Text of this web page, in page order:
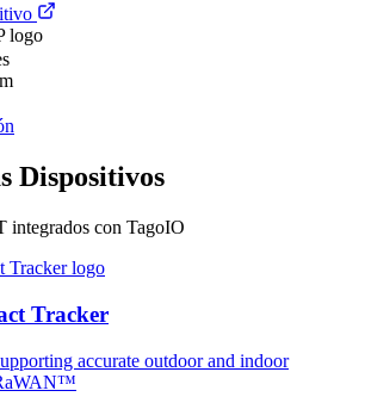
Dispositivos
integrados con TagoIO
Tracker
accurate outdoor and indoor